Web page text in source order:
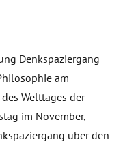
Denkspaziergang
am
Welttages der
im November,
über den